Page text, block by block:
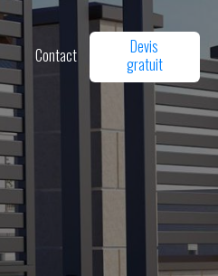
Contact
Devis
gratuit